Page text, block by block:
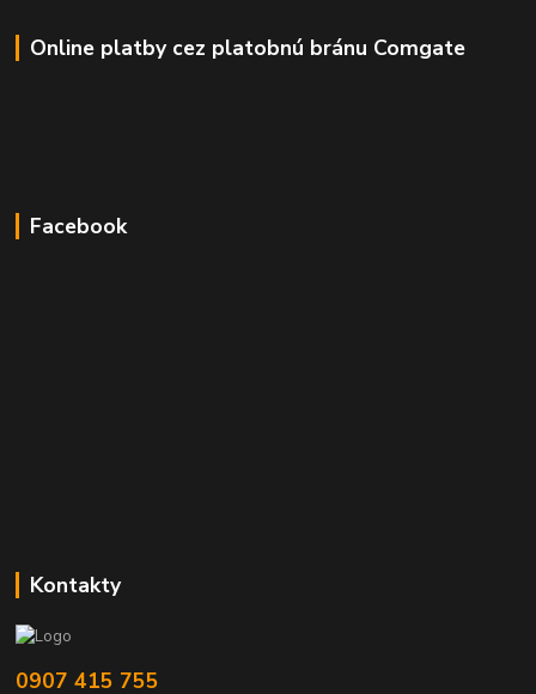
Online platby cez platobnú bránu Comgate
Facebook
Kontakty
0907 415 755